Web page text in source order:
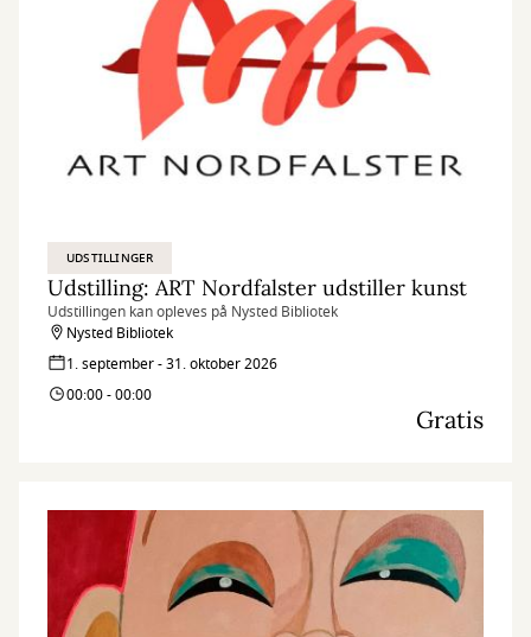
UDSTILLINGER
Udstilling: ART Nordfalster udstiller kunst
Udstillingen kan opleves på Nysted Bibliotek
Nysted Bibliotek
1. september - 31. oktober 2026
00:00 - 00:00
Gratis